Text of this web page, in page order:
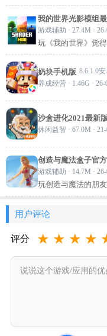
我的世界光影模组
游戏辅助 · 27.4M ·
玩《我的世界》觉
装上后动态光照、
机也能流畅跑。强
奶块手机版 8.6.1.0
养成经营 · 1.46G · 26-
沙盒进化2021最新版
休闲益智 · 67.0M ·
创造与魔法盒子官
游戏辅助 · 14.7M ·
玩创造与魔法的朋
小助手，合成配方
用户评论
评分 ★ ★ ★ ★